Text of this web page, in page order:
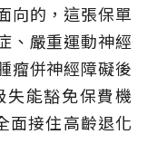
向的，這張保單
、嚴重運動神經
瘤併神經障礙後
能豁免保費機
面接住高齡退化